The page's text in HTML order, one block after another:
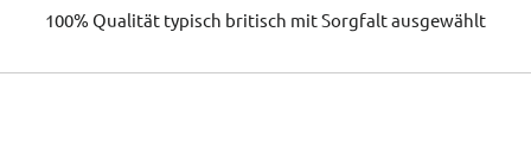
100% Qualität typisch britisch mit Sorgfalt ausgewählt